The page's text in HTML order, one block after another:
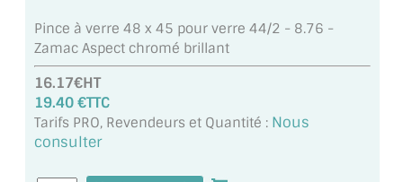
MIROIR DE SALLE DE BAIN
MIROIR PAROI DE DOUCHE
MIROIR POUR SALLE DE SPORT
MIROIR POUR SALLE DE DANSE
Pince à verre 48 x 45 pour verre 44/2 - 8.76 -
Zamac Aspect chromé brillant
16.17€HT
19.40 €TTC
Tarifs PRO, Revendeurs et Quantité : Nous
consulter